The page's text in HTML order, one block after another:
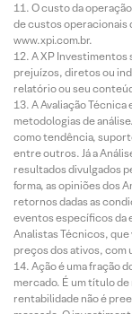
O custo da
de custos operacionais
www.xpi.com.br.
A XP Investimentos
prejuízos, diretos ou
relatório ou seu
A Avaliação
metodologias de
como tendência,
entre outros. Já a
resultados divulgados
forma, as opiniões dos
retornos dadas as
eventos específicos da
Analistas Técnicos,
preços dos ativos, com
Ação é uma fração
mercado. É um título
rentabilidade não é